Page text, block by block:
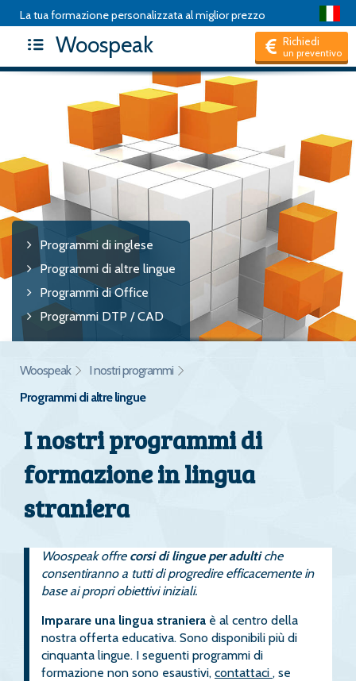
La tua formazione personalizzata al miglior prezzo
Woospeak Richiedi
un preventivo
Programmi di inglese
Programmi di altre lingue
Programmi di Office
Programmi DTP / CAD
Woospeak
I nostri programmi
Programmi di altre lingue
I nostri programmi di
formazione in lingua
straniera
Woospeak offre corsi di lingue per adultiche
consentiranno a tutti di progredire efficacemente in
base ai propri obiettivi iniziali.
Imparare una lingua straniera è al centro della
nostra offerta educativa. Sono disponibili più di
cinquanta lingue. I seguenti programmi di
formazione non sono esaustivi, contattaci , se